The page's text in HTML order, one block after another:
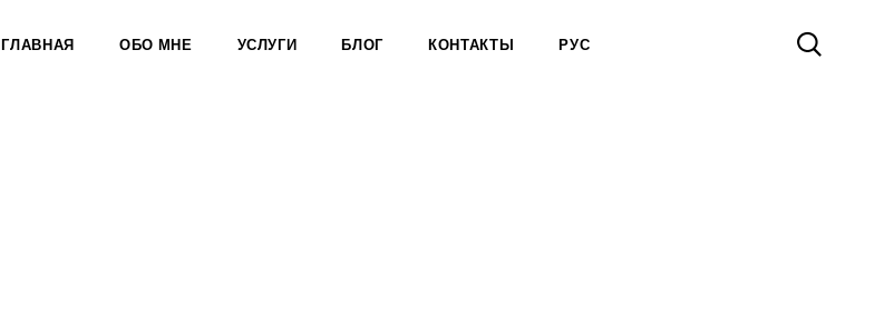
ГЛАВНАЯ ОБО МНЕ УСЛУГИ БЛОГ КОНТАКТЫ РУС